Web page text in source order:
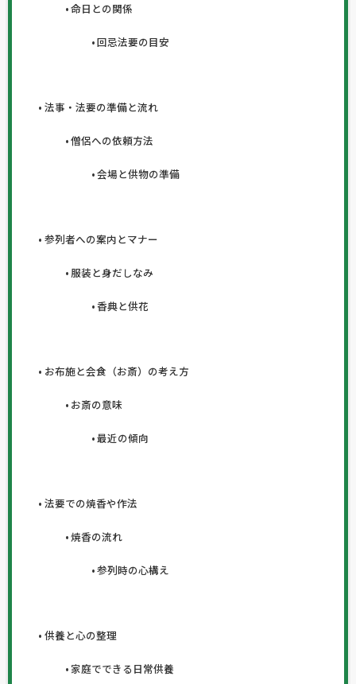
命日との関係
回忌法要の目安
法事・法要の準備と流れ
僧侶への依頼方法
会場と供物の準備
参列者への案内とマナー
服装と身だしなみ
香典と供花
お布施と会食（お斎）の考え方
お斎の意味
最近の傾向
法要での焼香や作法
焼香の流れ
参列時の心構え
供養と心の整理
家庭でできる日常供養